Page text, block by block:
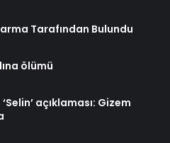
Tarafından Bulundu
ölümü
açıklaması: Gizem